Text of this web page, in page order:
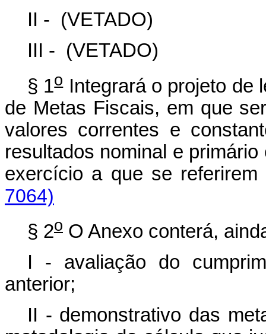
II - (VETADO)
III - (VETADO)
§ 1oIntegrará o projeto de
de Metas Fiscais, em que
valores correntes e
resultados nominal e
exercício a que se
7064)
§ 2o O Anexo conterá,
I - avaliação do
anterior;
II - demonstrativo das